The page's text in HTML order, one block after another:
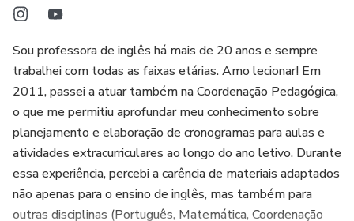
Sou professora de inglês há mais de 20 anos e sempre
trabalhei com todas as faixas etárias. Amo lecionar! Em
2011, passei a atuar também na Coordenação Pedagógica,
o que me permitiu aprofundar meu conhecimento sobre
planejamento e elaboração de cronogramas para aulas e
atividades extracurriculares ao longo do ano letivo. Durante
essa experiência, percebi a carência de materiais adaptados
não apenas para o ensino de inglês, mas também para
outras disciplinas (Português, Matemática, Coordenação